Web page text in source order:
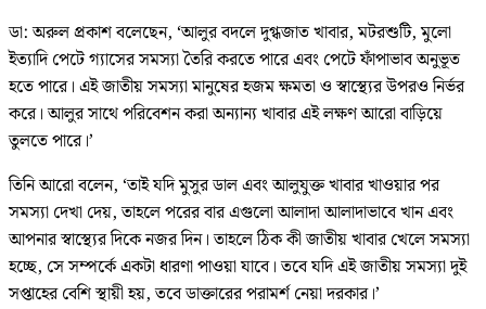
ডা: অরুল প্রকাশ বলেছেন, ‘আলুর বদলে দুগ্ধজাত খাবার, মটরশুটি, মুলো
ইত্যাদি পেটে গ্যাসের সমস্যা তৈরি করতে পারে এবং পেটে ফাঁপাভাব অনুভূত
হতে পারে। এই জাতীয় সমস্যা মানুষের হজম ক্ষমতা ও স্বাস্থ্যের উপরও নির্ভর
করে। আলুর সাথে পরিবেশন করা অন্যান্য খাবার এই লক্ষণ আরো বাড়িয়ে
তুলতে পারে।’
তিনি আরো বলেন, ‘তাই যদি মুসুর ডাল এবং আলুযুক্ত খাবার খাওয়ার পর
সমস্যা দেখা দেয়, তাহলে পরের বার এগুলো আলাদা আলাদাভাবে খান এবং
আপনার স্বাস্থ্যের দিকে নজর দিন। তাহলে ঠিক কী জাতীয় খাবার খেলে সমস্যা
হচ্ছে, সে সম্পর্কে একটা ধারণা পাওয়া যাবে। তবে যদি এই জাতীয় সমস্যা দুই
সপ্তাহের বেশি স্থায়ী হয়, তবে ডাক্তারের পরামর্শ নেয়া দরকার।’